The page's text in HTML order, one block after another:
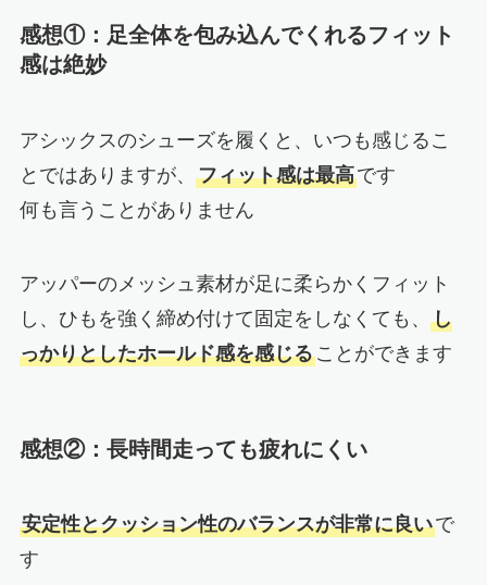
感想①： 足全体を包み込んでくれるフィット
感は絶妙
アシックスのシューズを履くと、いつも感じるこ
とではありますが、 フィット感は最高です
何も言うことがありません
アッパーのメッシュ素材が足に柔らかくフィット
し、ひもを強く締め付けて固定をしなくても、 し
っかりとしたホールド感を感じることができます
感想②：長時間走っても疲れにくい
安定性とクッション性のバランスが非常に良いで
す